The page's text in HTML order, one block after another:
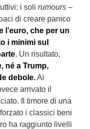
i soli rumours –
di creare panico
l’euro, che per un
i minimi sul
. Un risultato,
né a Trump,
debole.Ai
arrivato il
Il timore di una
i classici beni
ha raggiunto livelli